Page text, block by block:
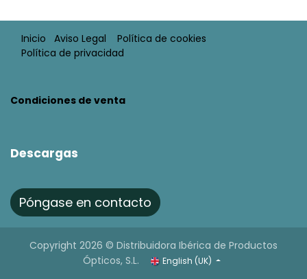
Inicio Aviso Legal​
Política de cookies
Política de privacidad
Condiciones de venta​​
Descargas
Póngase en contacto
Copyright 2026 © Distribuidora Ibérica de Productos
Ópticos, S.L.
English (UK)